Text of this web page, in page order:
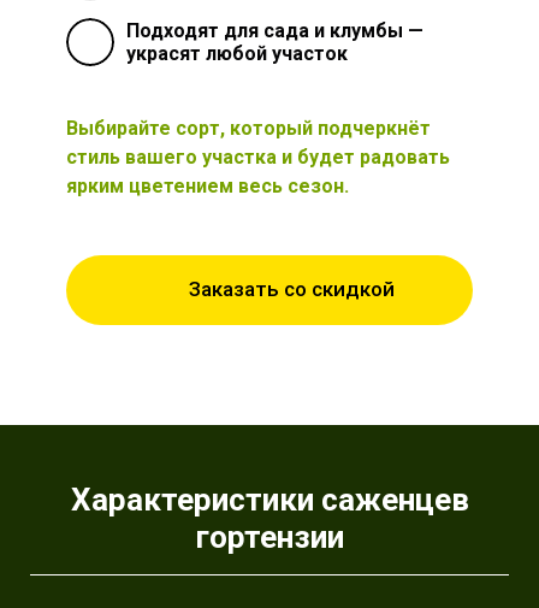
Подходят для сада и клумбы —
украсят любой участок
Выбирайте сорт, который подчеркнёт
стиль вашего участка и будет радовать
ярким цветением весь сезон.
Заказать со скидкой
Характеристики саженцев
гортензии